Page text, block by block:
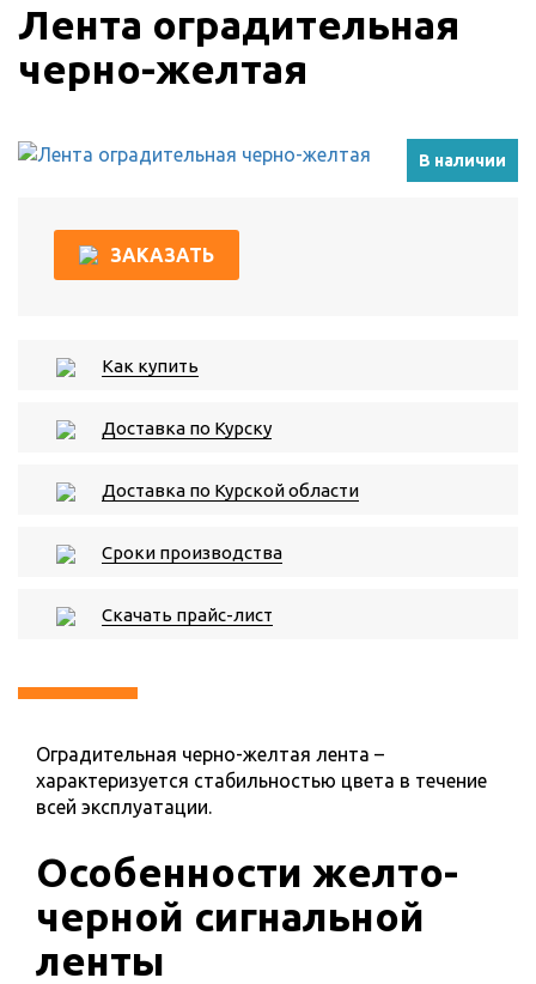
Лента оградительная
черно-желтая
В наличии
ЗАКАЗАТЬ
Как купить
Доставка по Курску
Доставка по Курской области
Сроки производства
Скачать прайс-лист
Оградительная черно-желтая лента –
характеризуется стабильностью цвета в течение
всей эксплуатации.
Особенности желто-
черной сигнальной
ленты